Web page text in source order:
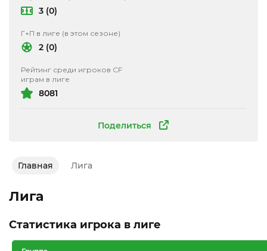
Поделиться
3 (0)
Г+П в лиге (в этом сезоне)
2 (0)
Рейтинг среди игроков CF
играм в лиге
8081
Главная Лига
Лига
Статистика игрока в лиге